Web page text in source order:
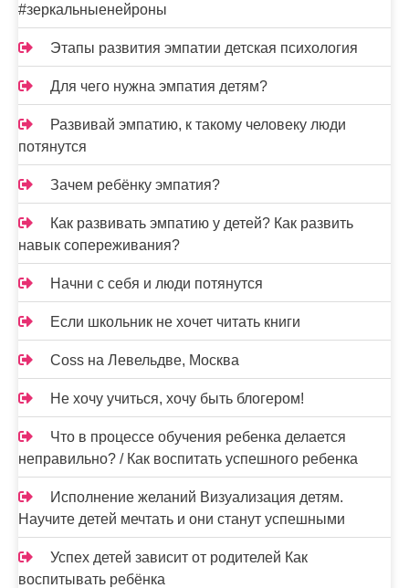
#зеркальныенейроны
Этапы развития эмпатии детская психология
Для чего нужна эмпатия детям?
Развивай эмпатию, к такому человеку люди
потянутся
Зачем ребёнку эмпатия?
Как развивать эмпатию у детей? Как развить
навык сопереживания?
Начни с себя и люди потянутся
Если школьник не хочет читать книги
Coss на Левельдве, Москва
Не хочу учиться, хочу быть блогером!
Что в процессе обучения ребенка делается
неправильно? / Как воспитать успешного ребенка
Исполнение желаний Визуализация детям.
Научите детей мечтать и они станут успешными
Успех детей зависит от родителей Как
воспитывать ребёнка